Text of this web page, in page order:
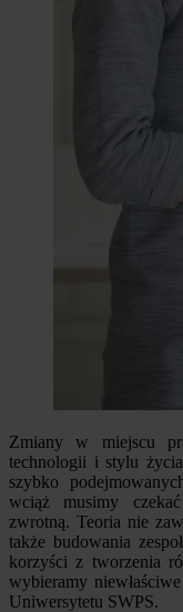
Zmiany w miejscu
technologii i stylu
szybko
wciąż musimy
zwrotną. Teoria nie
także budowania
korzyści z tworzenia
wybieramy
Uniwersytetu SWPS.